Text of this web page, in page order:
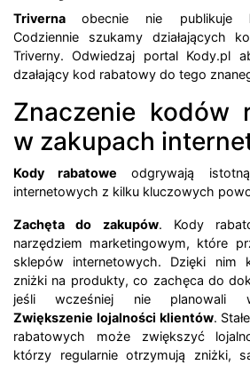
Trivernaobecnie nie publikuje
Codziennie szukamy działających
Triverny. Odwiedzaj portal Kody.pl
dzałający kod rabatowy do tego
Znaczenie kodów
w zakupach
Kody rabatowe odgrywają
internetowych z kilku kluczowych
Zachęta do zakupów. Kody
narzędziem marketingowym, które
sklepów internetowych. Dzięki nim
zniżki na produkty, co zachęca do
jeśli wcześniej nie planowali
Zwiększenie lojalności klientów.
rabatowych może zwiększyć
którzy regularnie otrzymują zniżki,